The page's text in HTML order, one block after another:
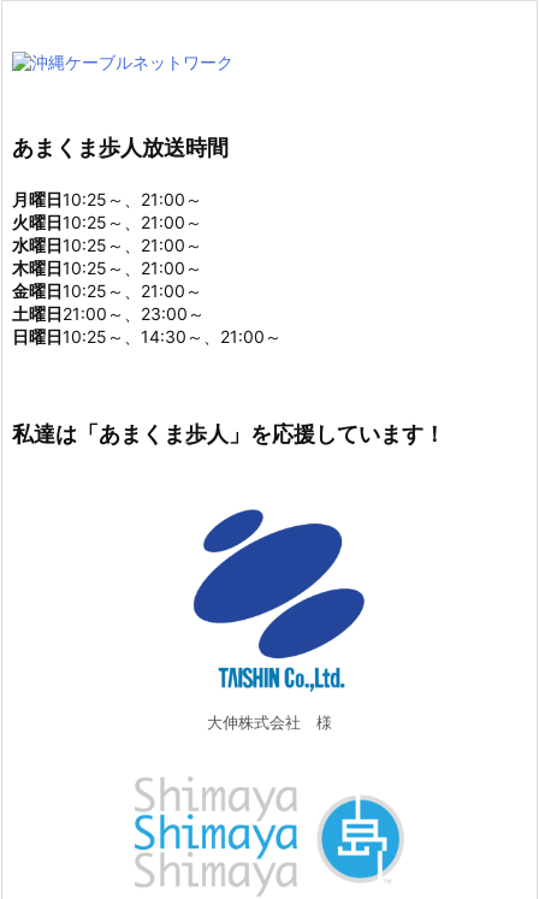
あまくま歩人放送時間
月曜日10:25～、21:00～
火曜日10:25～、21:00～
水曜日10:25～、21:00～
木曜日10:25～、21:00～
金曜日10:25～、21:00～
土曜日21:00～、23:00～
日曜日10:25～、14:30～、21:00～
私達は「あまくま歩人」を応援しています！
大伸株式会社 様